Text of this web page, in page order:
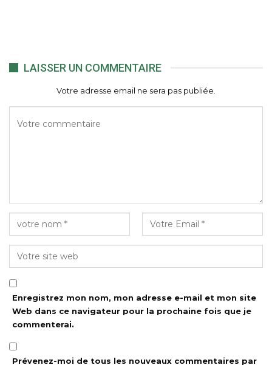
LAISSER UN COMMENTAIRE
Votre adresse email ne sera pas publiée.
Enregistrez mon nom, mon adresse e-mail et mon site
Web dans ce navigateur pour la prochaine fois que je
commenterai.
Prévenez-moi de tous les nouveaux commentaires par